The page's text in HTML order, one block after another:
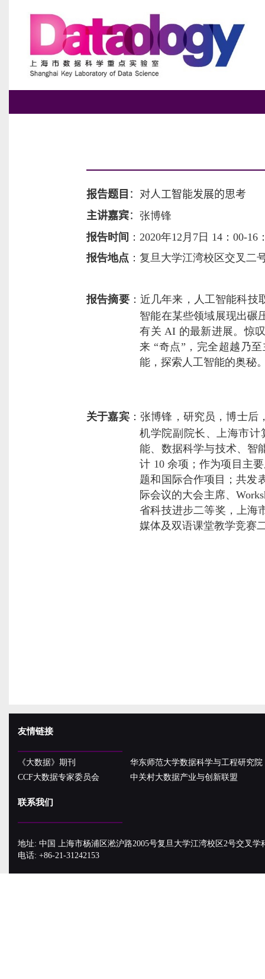
报告题目 ： 对人工智能发展的思考
主讲嘉宾：张博锋
报告时间 ： 2020年12月7日 14：00-16
报告地点 ：复旦大学江湾校区交叉二
报告摘要： 近几年来，人工智能科技
智能在某些领域展现出碾
有关 AI 的最新进展。惊
来 “奇点” ，完全超越乃
能，探索人工智能的奥秘
关于嘉宾： 张博锋，研究员，博士后
机学院副院长、上海市
能、数据科学与技术、智
计 10 余项；作为项目主
题和国际合作项目；共发
际会议的大会主席、
省科技进步二等奖，上海
媒体及双语课堂教学竞赛
友情链接
《大数据》期刊
华东师范大学数据科学与工程研究院
CCF大数据专家委员会
中关村大数据产业与创新联盟
联系我们
地址: 中国 上海市杨浦区淞沪路2005号复旦大学江湾校区2号交叉学
电话: +86-21-31242153